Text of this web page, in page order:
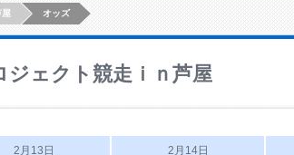
オッズ
ジェクト競走ｉｎ芦屋
2月13日 2月14日